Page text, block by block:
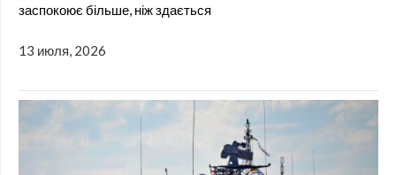
заспокоює більше, ніж здається
13 июля, 2026